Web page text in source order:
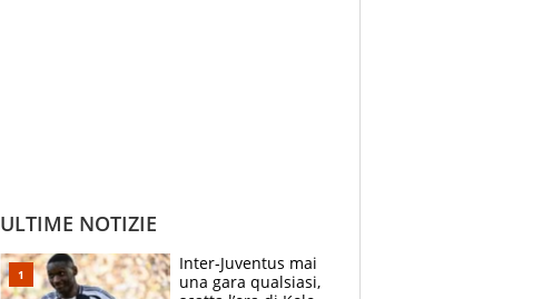
ULTIME NOTIZIE
Inter-Juventus mai
una gara qualsiasi,